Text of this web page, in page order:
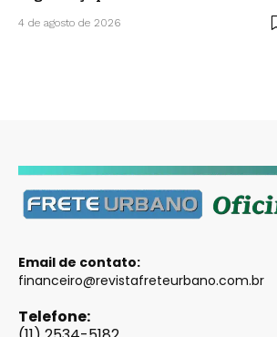
4 de agosto de 2026
Email de contato:
financeiro@revistafreteurbano.com.br
Telefone: